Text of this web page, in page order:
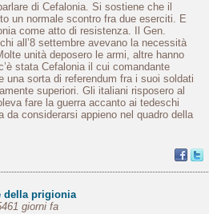
di Cefalonia. Si sostiene che il
un normale scontro fra due eserciti. E
come atto di resistenza. Il Gen.
all’8 settembre avevano la necessità
unità deposero le armi, altre hanno
stata Cefalonia il cui comandante
una sorta di referendum fra i suoi soldati
superiori. Gli italiani risposero al
fare la guerra accanto ai tedeschi
da considerarsi appieno nel quadro della
della prigionia
giorni fa